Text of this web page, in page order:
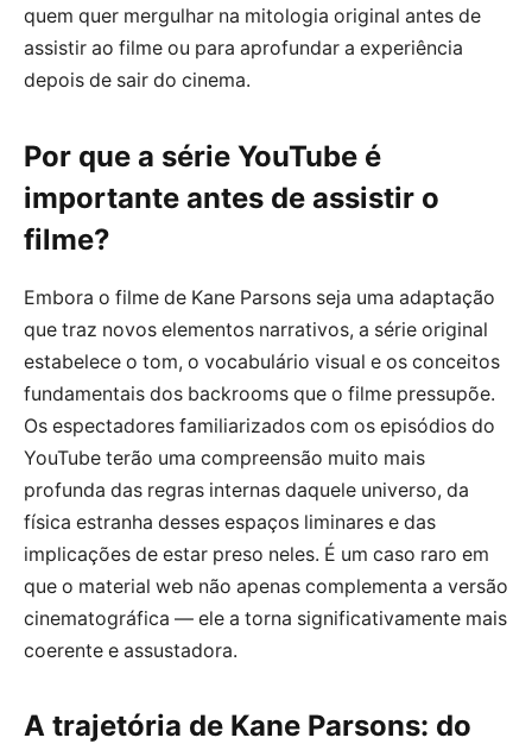
quem quer mergulhar na mitologia original antes de
assistir ao filme ou para aprofundar a experiência
depois de sair do cinema.
Por que a série YouTube é
importante antes de assistir o
filme?
Embora o filme de Kane Parsons seja uma adaptação
que traz novos elementos narrativos, a série original
estabelece o tom, o vocabulário visual e os conceitos
fundamentais dos backrooms que o filme pressupõe.
Os espectadores familiarizados com os episódios do
YouTube terão uma compreensão muito mais
profunda das regras internas daquele universo, da
física estranha desses espaços liminares e das
implicações de estar preso neles. É um caso raro em
que o material web não apenas complementa a versão
cinematográfica — ele a torna significativamente mais
coerente e assustadora.
A trajetória de Kane Parsons: do